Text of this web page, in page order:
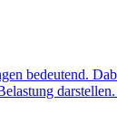
bedeutend.